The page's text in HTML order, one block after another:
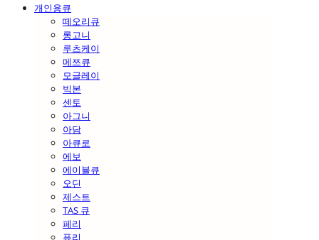
개인용큐
떼오리큐
롱고니
루츠케이
메쯔큐
모글레이
빅본
센토
아그니
아담
아큐로
에보
에이블큐
오딘
제스트
TAS 큐
페리
퓨리